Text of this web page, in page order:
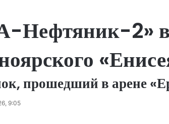
Нефтяник-2»
прошедший в арене
9:05